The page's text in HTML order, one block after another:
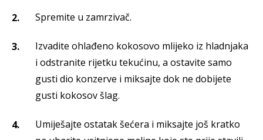
Spremite u zamrzivač.
Izvadite ohlađeno kokosovo mlijeko iz hladnjaka
i odstranite rijetku tekućinu, a ostavite samo
gusti dio konzerve i miksajte dok ne dobijete
gusti kokosov šlag.
Umiješajte ostatak šećera i miksajte još kratko